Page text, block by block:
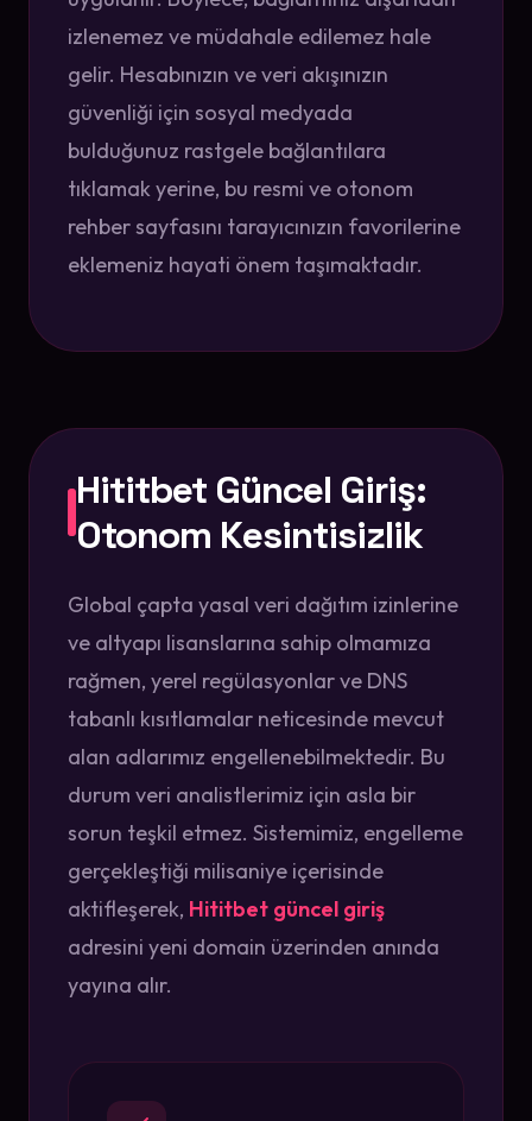
izlenemez ve müdahale edilemez hale
gelir. Hesabınızın ve veri akışınızın
güvenliği için sosyal medyada
bulduğunuz rastgele bağlantılara
tıklamak yerine, bu resmi ve otonom
rehber sayfasını tarayıcınızın favorilerine
eklemeniz hayati önem taşımaktadır.
Hititbet Güncel Giriş:
Otonom Kesintisizlik
Global çapta yasal veri dağıtım izinlerine
ve altyapı lisanslarına sahip olmamıza
rağmen, yerel regülasyonlar ve DNS
tabanlı kısıtlamalar neticesinde mevcut
alan adlarımız engellenebilmektedir. Bu
durum veri analistlerimiz için asla bir
sorun teşkil etmez. Sistemimiz, engelleme
gerçekleştiği milisaniye içerisinde
aktifleşerek, Hititbet güncel giriş
adresini yeni domain üzerinden anında
yayına alır.